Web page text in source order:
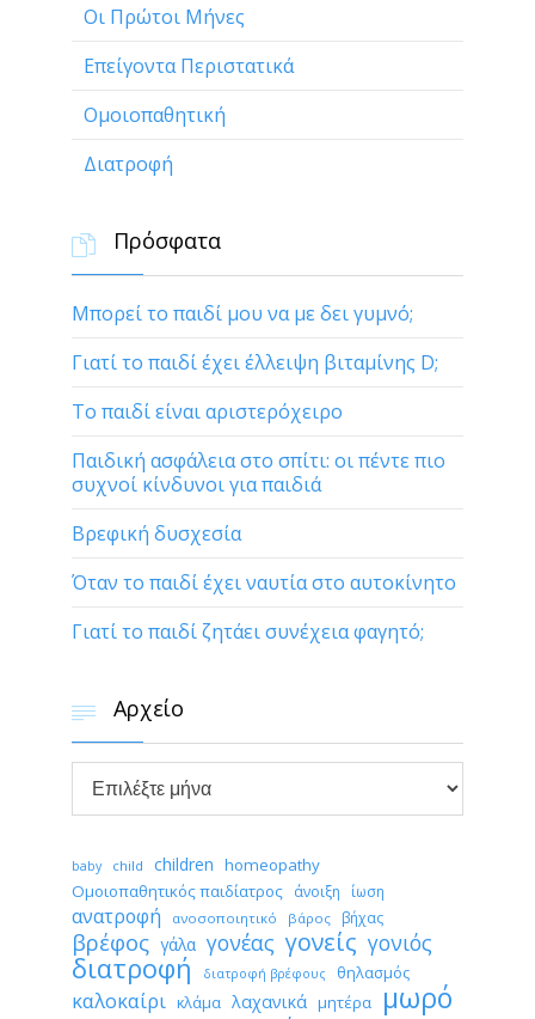
Οι Πρώτοι Μήνες
Επείγοντα Περιστατικά
Ομοιοπαθητική
Διατροφή
 Πρόσφατα
Μπορεί το παιδί μου να με δει γυμνό;
Γιατί το παιδί έχει έλλειψη βιταμίνης D;
Το παιδί είναι αριστερόχειρο
Παιδική ασφάλεια στο σπίτι: οι πέντε πιο
συχνοί κίνδυνοι για παιδιά
Βρεφική δυσχεσία
Όταν το παιδί έχει ναυτία στο αυτοκίνητο
Γιατί το παιδί ζητάει συνέχεια φαγητό;
 Αρχείο
Αρχείο
baby child children homeopathy
Ομοιοπαθητικός παιδίατρος άνοιξη ίωση
ανατροφή ανοσοποιητικό βάρος βήχας
βρέφος γάλα γονέας γονείς γονιός
διατροφή διατροφή βρέφους θηλασμός
καλοκαίρι κλάμα λαχανικά μητέρα μωρό